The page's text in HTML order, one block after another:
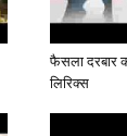
फैसला दरबार
लिरिक्स